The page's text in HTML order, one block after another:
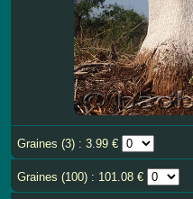
Graines (3) : 3.99 €
Graines (100) : 101.08 €